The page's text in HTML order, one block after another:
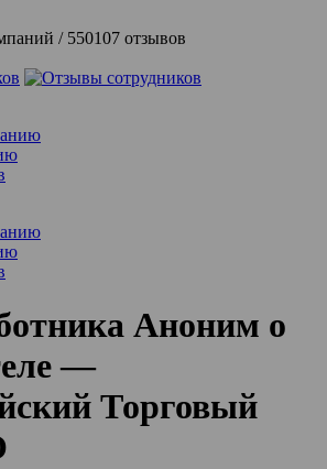
223641 компаний / 550107 отзывов
Аноним о
—
Торговый